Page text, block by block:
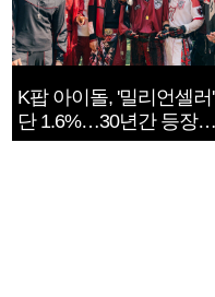
K팝 아이돌, '밀리언셀러'
단 1.6%…30년간 등장
1182개팀 전수조사